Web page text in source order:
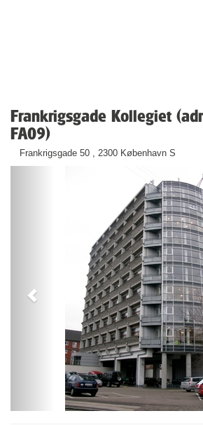
Frankrigsgade Kollegiet
FA09)
Frankrigsgade 50 , 2300 København S